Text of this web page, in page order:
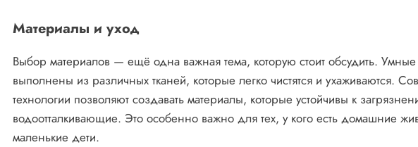
Материалы и уход
Выбор материалов — ещё одна важная тема, которую стоит обсудить.
выполнены из различных тканей, которые легко чистятся и ухаживаются.
технологии позволяют создавать материалы, которые устойчивы к
водоотталкивающие. Это особенно важно для тех, у кого есть домашние
маленькие дети.